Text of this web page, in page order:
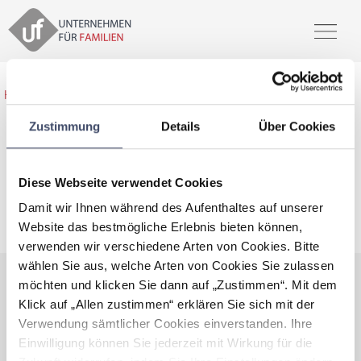
Zustimmung Details Über Cookies
Diese Webseite verwendet Cookies
Damit wir Ihnen während des Aufenthaltes auf unserer
Website das bestmögliche Erlebnis bieten können,
verwenden wir verschiedene Arten von Cookies. Bitte
wählen Sie aus, welche Arten von Cookies Sie zulassen
möchten und klicken Sie dann auf „Zustimmen“. Mit dem
Klick auf „Allen zustimmen“ erklären Sie sich mit der
Verwendung sämtlicher Cookies einverstanden. Ihre
Einwilligung können Sie jederzeit mit Wirkung für die
Home
Hotel Kreuzwirt GmbH
zertifiziert familienfreundlicher Arbeitgeber
Daten und Fakten
Kontaktdaten sind nur für Premium
Mitglieder ersichtlich.